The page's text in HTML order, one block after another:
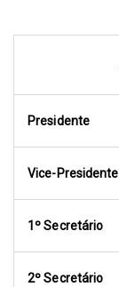
Presidente
Vice-Presidente
1º Secretário
2º Secretário